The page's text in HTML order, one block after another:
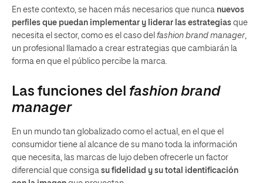
En este contexto, se hacen más necesarios que nunca nuevos
perfiles que puedan implementar y liderar las estrategias que
necesita el sector, como es el caso del fashion brand manager,
un profesional llamado a crear estrategias que cambiarán la
forma en que el público percibe la marca.
Las funciones del fashion brand
manager
En un mundo tan globalizado como el actual, en el que el
consumidor tiene al alcance de su mano toda la información
que necesita, las marcas de lujo deben ofrecerle un factor
diferencial que consiga su fidelidad y su total identificación